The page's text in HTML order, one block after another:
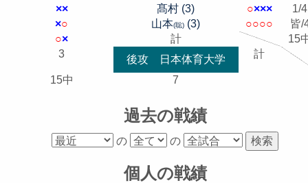
×× 髙村 (3) ○×××
1/4
×○ 山本(聡) (3) ○○○○
皆/
○× 計
15
3
後攻 日本体育大学 計
15中 7
過去の戦績
の の
個人の戦績